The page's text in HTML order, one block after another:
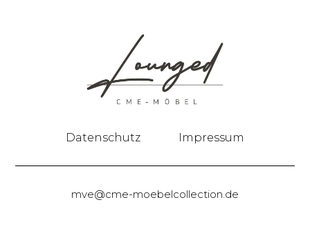
Datenschutz Impressum
mve@cme-moebelcollection.de